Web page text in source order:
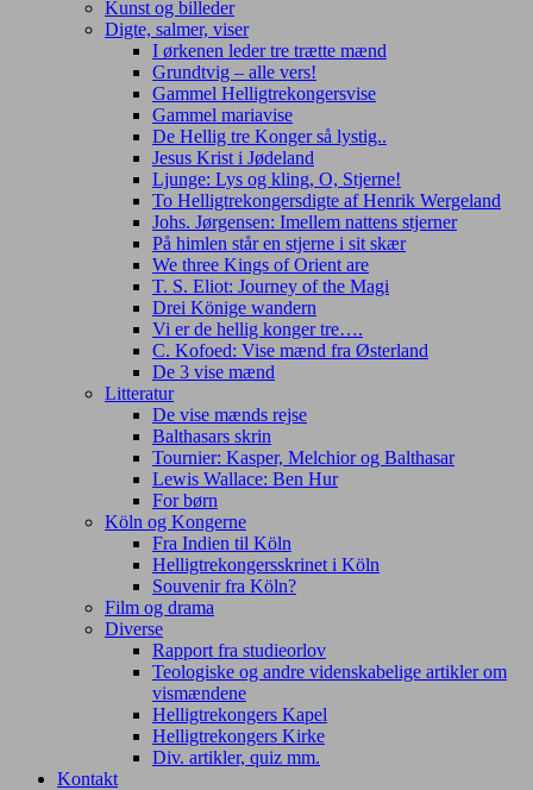
Kunst og billeder
Digte, salmer, viser
I ørkenen leder tre trætte mænd
Grundtvig – alle vers!
Gammel Helligtrekongersvise
Gammel mariavise
De Hellig tre Konger så lystig..
Jesus Krist i Jødeland
Ljunge: Lys og kling, O, Stjerne!
To Helligtrekongersdigte af Henrik Wergeland
Johs. Jørgensen: Imellem nattens stjerner
På himlen står en stjerne i sit skær
We three Kings of Orient are
T. S. Eliot: Journey of the Magi
Drei Könige wandern
Vi er de hellig konger tre….
C. Kofoed: Vise mænd fra Østerland
De 3 vise mænd
Litteratur
De vise mænds rejse
Balthasars skrin
Tournier: Kasper, Melchior og Balthasar
Lewis Wallace: Ben Hur
For børn
Köln og Kongerne
Fra Indien til Köln
Helligtrekongersskrinet i Köln
Souvenir fra Köln?
Film og drama
Diverse
Rapport fra studieorlov
Teologiske og andre videnskabelige artikler om
vismændene
Helligtrekongers Kapel
Helligtrekongers Kirke
Div. artikler, quiz mm.
Kontakt